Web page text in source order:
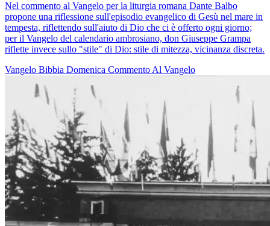
Nel commento al Vangelo per la liturgia romana Dante Balbo
propone una riflessione sull'episodio evangelico di Gesù nel mare in
tempesta, riflettendo sull'aiuto di Dio che ci è offerto ogni giorno;
per il Vangelo del calendario ambrosiano, don Giuseppe Grampa
riflette invece sullo "stile" di Dio: stile di mitezza, vicinanza discreta.
Vangelo Bibbia Domenica Commento Al Vangelo